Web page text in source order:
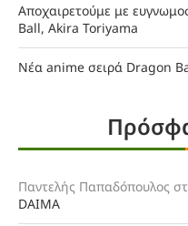
Αποχαιρετούμε με
Ball, Akira Toriyama
Νέα anime σειρά Dragon
Παντελής Παπαδόπουλος
DAIMA